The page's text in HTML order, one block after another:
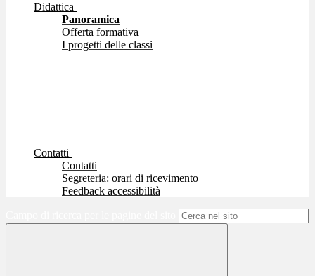
Didattica
Panoramica
Offerta formativa
I progetti delle classi
Contatti
Contatti
Segreteria: orari di ricevimento
Feedback accessibilità